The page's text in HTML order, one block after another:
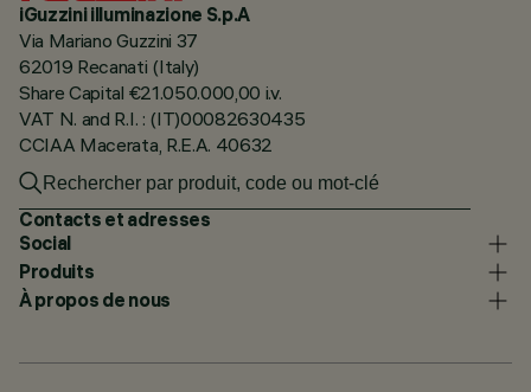
iGuzzini illuminazione S.p.A
Via Mariano Guzzini 37
62019 Recanati (Italy)
Share Capital €21.050.000,00 i.v.
VAT N. and R.I. : (IT)00082630435
CCIAA Macerata, R.E.A. 40632
Contacts et adresses
Social
Produits
À propos de nous